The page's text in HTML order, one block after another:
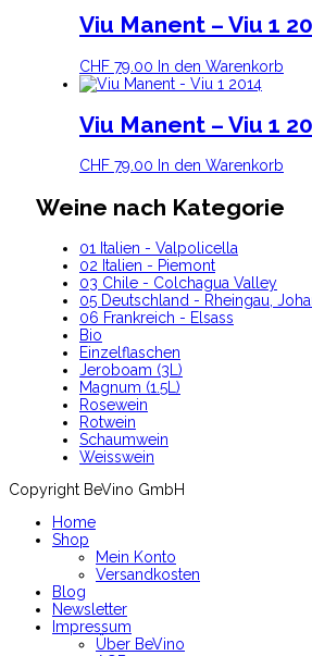
Viu Manent – Viu 1
CHF 79.00 In den Warenkorb
Viu Manent – Viu 1
CHF 79.00 In den Warenkorb
Weine nach Kategorie
01 Italien - Valpolicella
02 Italien - Piemont
03 Chile - Colchagua Valley
05 Deutschland - Rheingau,
06 Frankreich - Elsass
Bio
Einzelflaschen
Jeroboam (3L)
Magnum (1.5L)
Rosewein
Rotwein
Schaumwein
Weisswein
Copyright BeVino GmbH
Home
Shop
Mein Konto
Versandkosten
Blog
Newsletter
Impressum
Über BeVino